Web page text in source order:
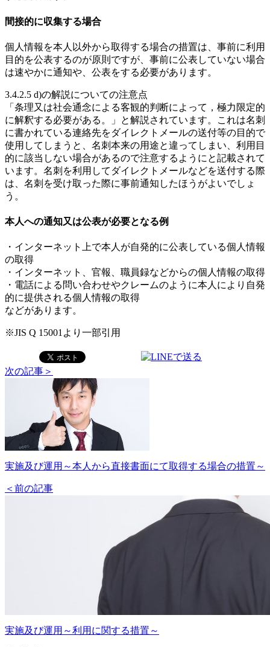
間接的に収集する場合
個人情報を本人以外から取得する場合の措置は、事前に利用
目的を公表するのが原則ですが、事前に公表していない場合
は速やかに通知や、公表をする必要があります。
3.4.2.5 d)の解説についての注意点
「条理又は社会通念による客観的判断によって，極力限定的
に解釈する必要がある。」と解説されています。これは名刺
に書かれている連絡先をダイレクトメールの送付等の目的で
使用してしまうと、名刺本来の用途と違ってしまい、利用目
的に該当しない場合があるので注意するようにと記載されて
います。名刺を利用してダイレクトメールなどを送付する際
は、名刺を受け取った際に事前通知したほうがよいでしょ
う。
本人への通知又は公表が必要となる例
・インターネット上で本人が自発的に公表している個人情報
の取得
・インターネット、官報、職員録などからの個人情報の取得
・電話による問い合わせやクレームのように本人により自発
的に提供される個人情報の取得
などがあります。
※JIS Q 15001より一部引用
次の記事＞
実施及び運用～本人から直接書面にて取得する場合の措置～
＜前の記事
実施及び運用～利用に関する措置～